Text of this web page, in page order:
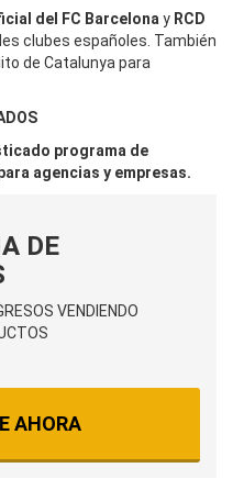
del FC Barcelona y RCD
clubes españoles. También
de Catalunya para
programa de
agencias y empresas.
DE
VENDIENDO
AHORA